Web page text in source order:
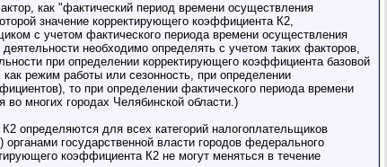
как "фактический период времени осуществления
значение корректирующего коэффициента К2,
с учетом фактического периода времени осуществления
необходимо определять с учетом таких факторов,
при определении корректирующего коэффициента базовой
режим работы или сезонность, при определении
то при определении фактического периода времени
во многих городах Челябинской области.)
определяются для всех категорий налогоплательщиков
государственной власти городов федерального
коэффициента К2 не могут меняться в течение